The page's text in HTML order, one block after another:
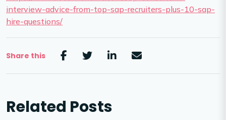
interview-advice-from-top-sap-recruiters-plus-10-sap-
hire-questions/
Share this
Related Posts